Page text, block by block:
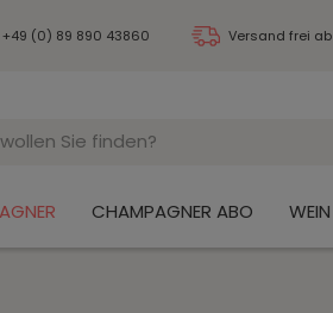
+49 (0) 89 890 43860 Versand frei ab
CHAMPAGNER ABO WEIN